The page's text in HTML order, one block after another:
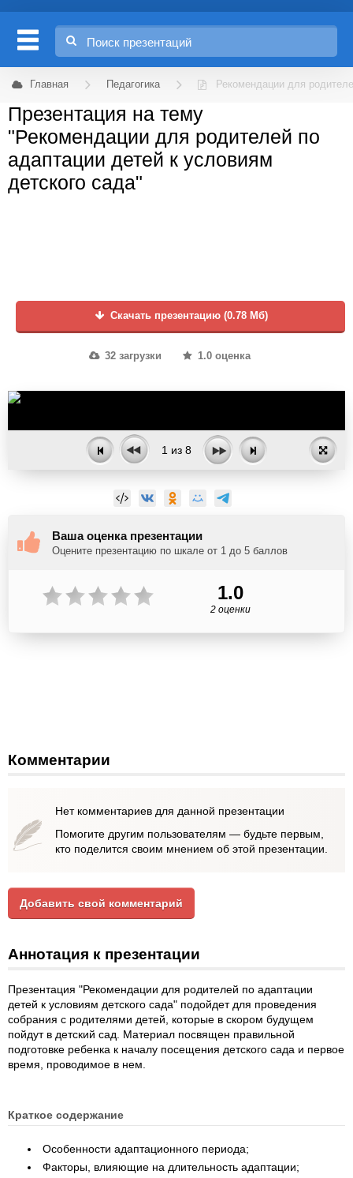
Главная Педагогика Рекомендации для
Презентация на тему
"Рекомендации для родителей по
адаптации детей к условиям
детского сада"
Скачать презентацию (0.78 Мб)
32 загрузки 1.0 оценка
1 из 8
Ваша оценка презентации
Оцените презентацию по шкале от 1 до 5 баллов
1.0
2 оценки
Комментарии
Нет комментариев для данной презентации
Помогите другим пользователям — будьте первым,
кто поделится своим мнением об этой презентации.
Добавить свой комментарий
Аннотация к презентации
Презентация "Рекомендации для родителей по адаптации
детей к условиям детского сада" подойдет для проведения
собрания с родителями детей, которые в скором будущем
пойдут в детский сад. Материал посвящен правильной
подготовке ребенка к началу посещения детского сада и первое
время, проводимое в нем.
Краткое содержание
Особенности адаптационного периода;
Факторы, влияющие на длительность адаптации;